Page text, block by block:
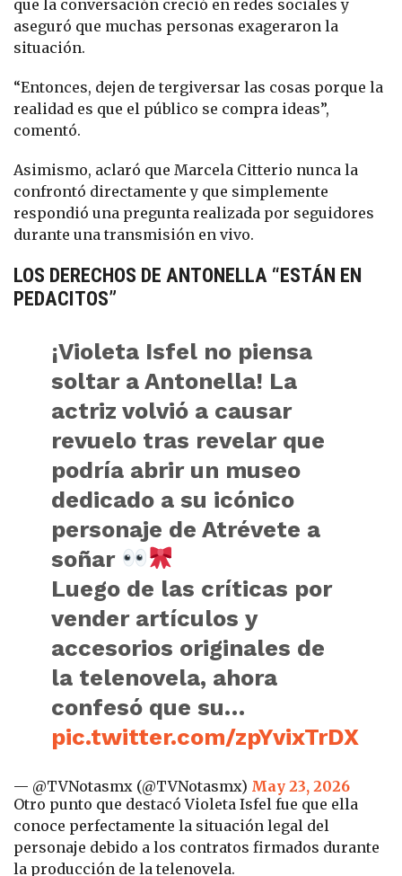
que la conversación creció en redes sociales y
aseguró que muchas personas exageraron la
situación.
“Entonces, dejen de tergiversar las cosas porque la
realidad es que el público se compra ideas”,
comentó.
Asimismo, aclaró que Marcela Citterio nunca la
confrontó directamente y que simplemente
respondió una pregunta realizada por seguidores
durante una transmisión en vivo.
LOS DERECHOS DE ANTONELLA “ESTÁN EN
PEDACITOS”
¡Violeta Isfel no piensa
soltar a Antonella! La
actriz volvió a causar
revuelo tras revelar que
podría abrir un museo
dedicado a su icónico
personaje de Atrévete a
soñar
Luego de las críticas por
vender artículos y
accesorios originales de
la telenovela, ahora
confesó que su…
pic.twitter.com/zpYvixTrDX
— @TVNotasmx (@TVNotasmx) May 23, 2026
Otro punto que destacó Violeta Isfel fue que ella
conoce perfectamente la situación legal del
personaje debido a los contratos firmados durante
la producción de la telenovela.